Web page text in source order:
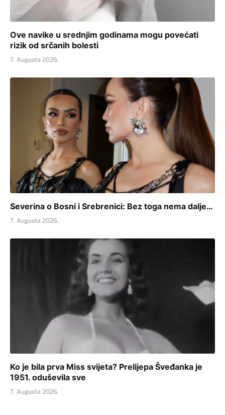
Ove navike u srednjim godinama mogu povećati
rizik od srčanih bolesti
7. Augusta 2026.
Severina o Bosni i Srebrenici: Bez toga nema dalje…
7. Augusta 2026.
Ko je bila prva Miss svijeta? Prelijepa Šveđanka je
1951. oduševila sve
7. Augusta 2026.